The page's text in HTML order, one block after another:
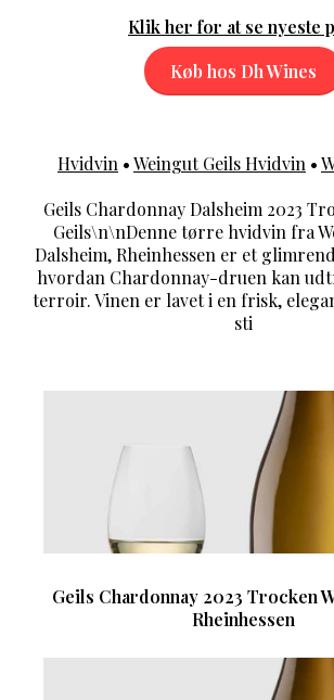
Klik her for at se nyeste
Køb hos Dh Wines
Hvidvin •Weingut Geils Hvidvin •
Geils Chardonnay Dalsheim 2023
Geils\n\nDenne tørre hvidvin fra
Dalsheim, Rheinhessen er et
hvordan Chardonnay-druen kan
terroir. Vinen er lavet i en frisk,
sti
Geils Chardonnay 2023 Trocken
Rheinhessen